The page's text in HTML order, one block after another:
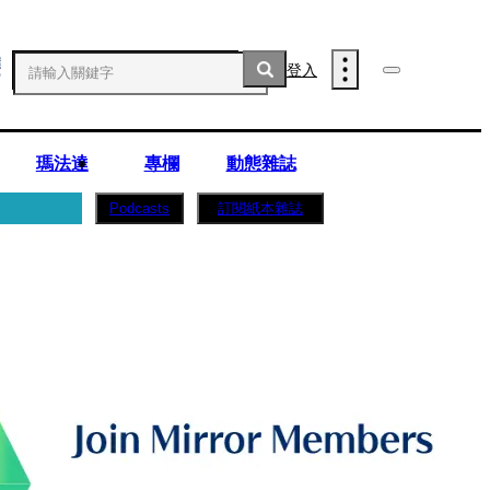
登入
瑪法達 專欄 動態雜誌
Podcasts 訂閱紙本雜誌